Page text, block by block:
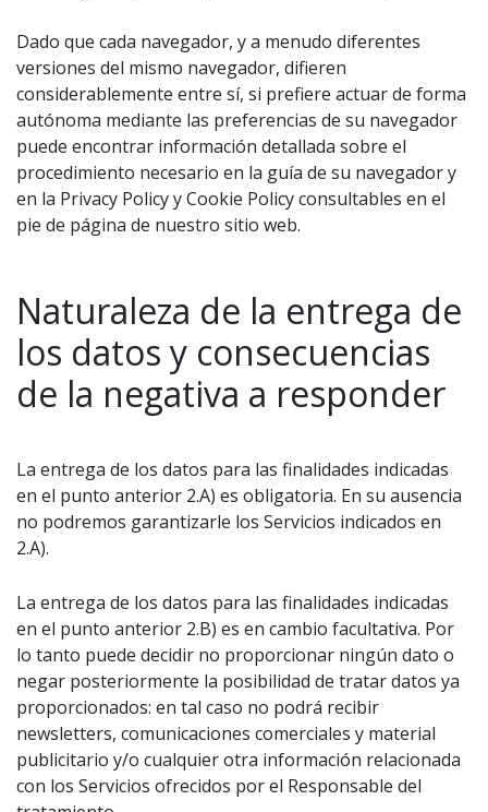
Dado que cada navegador, y a menudo diferentes
versiones del mismo navegador, difieren
considerablemente entre sí, si prefiere actuar de forma
autónoma mediante las preferencias de su navegador
puede encontrar información detallada sobre el
procedimiento necesario en la guía de su navegador y
en la Privacy Policy y Cookie Policy consultables en el
pie de página de nuestro sitio web.
Naturaleza de la entrega de
los datos y consecuencias
de la negativa a responder
La entrega de los datos para las finalidades indicadas
en el punto anterior 2.A) es obligatoria. En su ausencia
no podremos garantizarle los Servicios indicados en
2.A).
La entrega de los datos para las finalidades indicadas
en el punto anterior 2.B) es en cambio facultativa. Por
lo tanto puede decidir no proporcionar ningún dato o
negar posteriormente la posibilidad de tratar datos ya
proporcionados: en tal caso no podrá recibir
newsletters, comunicaciones comerciales y material
publicitario y/o cualquier otra información relacionada
con los Servicios ofrecidos por el Responsable del